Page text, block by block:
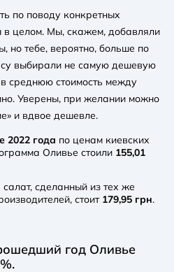
по поводу конкретных
в целом. Мы, скажем, добавляли
но тебе, вероятно, больше по
выбирали не самую дешевую
среднюю стоимость между
Уверены, при желании можно
и вдвое дешевле.
2022 года по ценам киевских
Оливье стоили 155,01
салат, сделанный из тех же
стоит 179,95 грн.
год Оливье